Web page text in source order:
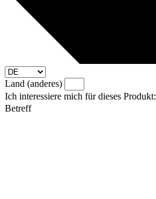
Land (anderes)
Ich interessiere mich für dieses Produkt:
Betreff